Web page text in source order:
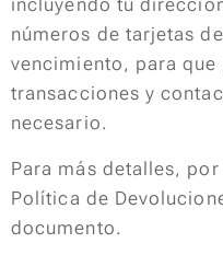
incluyendo tu
números de tarjetas
vencimiento, para
transacciones y
necesario.
Para más detalles,
Política de
documento.